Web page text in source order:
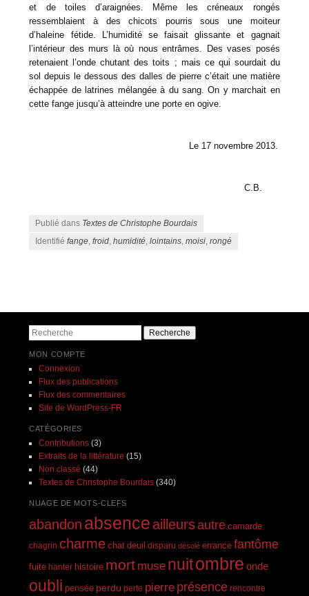
et de toiles d’araignées. Même les créneaux rongés
ressemblaient à des chicots pourris sous une moiteur
d’haleine fétide. L’humidité se faisait glissante et gagnait
l’intérieur des murs là où nous entrâmes. Des vases posés
retenaient l’onde chutant des toits ; mais ce qui sourdait du
sol depuis le dessous des dalles de pierre c’était une matière
échappée de latrines mélangée à du sang. On y marchait en
cette fange jusqu’à atteindre une porte en ogive.
Le 17 novembre 2013.
C.B.
Publié dans Textes de Christophe Bourdais
Identifiéfange ,froid ,humidité ,lointains ,moisi ,rongé
Recherche
MON COMPTE
Connexion
Flux des publications
Flux des commentaires
Site de WordPress-FR
CATÉGORIES
Contributions(3)
Extraits de la littérature (15)
Non classé (44)
Textes de Christophe Bourdais(340)
NUAGE DE MOTS-CLEFS
abandon absence ailleursautre camarde
chagrin charme chat deuil disparu désolé errance fantôme
fuite hanter histoire mort muse nuitombre onde
oubli pensée perdu perte pierre présence rencontre